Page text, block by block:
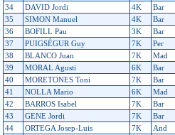
34
DAVID Jordi 4K Bar
35
SIMON Manuel 4K Bar
36
BOFILL Pau 3K Bar
37
PUIGSÉGUR Guy 7K Per
38
BLANCO Juan 7K Mad
39
MORAL Agusti 6K Bar
40
MORETONES Toni 7K Bar
41
NOLLA Mario 6K Mad
42
BARROS Isabel 7K Bar
43
GENE Jordi 7K Bar
44
ORTEGA Josep-Luis 7K And